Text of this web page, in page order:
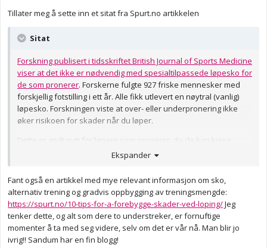
Tillater meg å sette inn et sitat fra Spurt.no artikkelen
Sitat
Forskning publisert i tidsskriftet British Journal of Sports Medicine
viser at det ikke er nødvendig med spesialtilpassede løpesko for
de som pronerer. Forskerne fulgte 927 friske mennesker med
forskjellig fotstilling i ett år. Alle fikk utlevert en nøytral (vanlig)
løpesko. Forskningen viste at over- eller underpronering ikke
øker risikoen for skader når du løper.
Dette er godt nytt for løpere som pronerer, da de kan kjøpe
Ekspander
Fant også en artikkel med mye relevant informasjon om sko,
alternativ trening og gradvis oppbygging av treningsmengde:
https://spurt.no/10-tips-for-a-forebygge-skader-ved-loping/Jeg
tenker dette, og alt som dere to understreker, er fornuftige
momenter å ta med seg videre, selv om det er vår nå. Man blir jo
ivrig!! Sandum har en fin blogg!